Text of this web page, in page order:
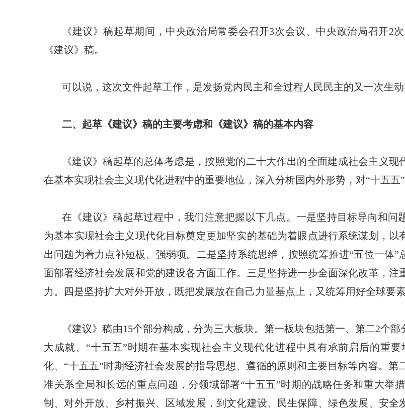
《建议》稿起草期间，中央政治局常委会召开3次会议、中央政治局召开2
《建议》稿。
可以说，这次文件起草工作，是发扬党内民主和全过程人民民主的又一次生动
二、起草《建议》稿的主要考虑和《建议》稿的基本内容
《建议》稿起草的总体考虑是，按照党的二十大作出的全面建成社会主义
在基本实现社会主义现代化进程中的重要地位，深入分析国内外形势，对“十五五
在《建议》稿起草过程中，我们注意把握以下几点。一是坚持目标导向和
为基本实现社会主义现代化目标奠定更加坚实的基础为着眼点进行系统谋划，
出问题为着力点补短板、强弱项。二是坚持系统思维，按照统筹推进“五位一体
面部署经济社会发展和党的建设各方面工作。三是坚持进一步全面深化改革，
力。四是坚持扩大对外开放，既把发展放在自己力量基点上，又统筹用好全球要素
《建议》稿由15个部分构成，分为三大板块。第一板块包括第一、第二2个
大成就、“十五五”时期在基本实现社会主义现代化进程中具有承前启后的重
化、“十五五”时期经济社会发展的指导思想、遵循的原则和主要目标等内容。
准关系全局和长远的重点问题，分领域部署“十五五”时期的战略任务和重大举
制、对外开放、乡村振兴、区域发展，到文化建设、民生保障、绿色发展、安